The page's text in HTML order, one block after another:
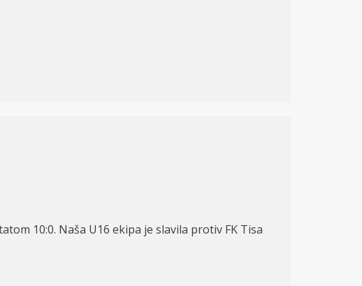
10:0. Naša U16 ekipa je slavila protiv FK Tisa